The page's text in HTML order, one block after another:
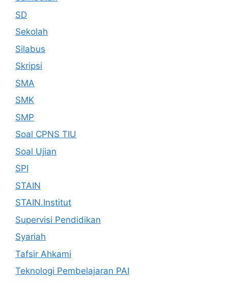
SD
Sekolah
Silabus
Skripsi
SMA
SMK
SMP
Soal CPNS TIU
Soal Ujian
SPI
STAIN
STAIN.Institut
Supervisi Pendidikan
Syariah
Tafsir Ahkami
Teknologi Pembelajaran PAI